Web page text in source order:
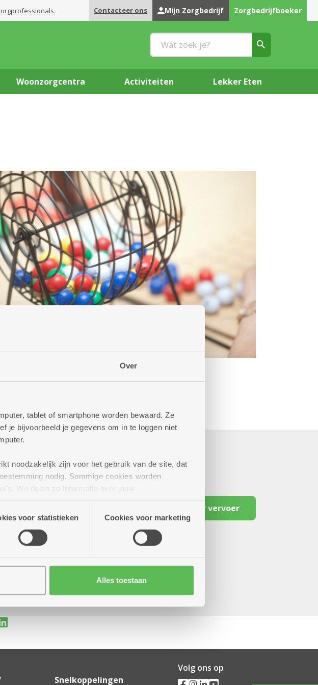
Over
tablet of smartphone worden bewaard. Ze
je bijvoorbeeld je gegevens om in te loggen niet
noodzakelijk zijn voor het gebruik van de site, dat
nodig. Sommige cookies worden
We delen zo informatie over jouw
en analyse. Deze partners kunnen deze gegevens
voor statistieken Cookies voor marketing
Alles toestaan
Contacteer ons Mijn Zorgbedrijf Zorgbedrijfboeker
Woonzorgcentra Activiteiten Lekker Eten
Reserveer vervoer
Snelkoppelingen
Volg ons op